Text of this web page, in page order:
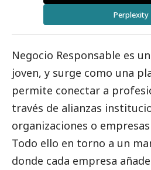
Perplexity
Negocio Responsable es
joven, y surge como una
permite conectar a
través de alianzas
organizaciones o
Todo ello en torno a un
donde cada empresa